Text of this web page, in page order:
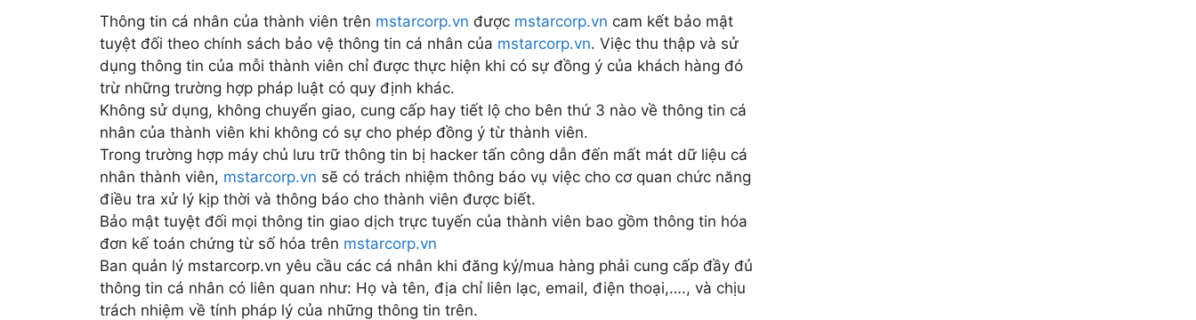
Thông tin cá nhân của thành viên trên mstarcorp.vn được mstarcorp.vn cam kết bảo mật
tuyệt đối theo chính sách bảo vệ thông tin cá nhân của mstarcorp.vn. Việc thu thập và sử
dụng thông tin của mỗi thành viên chỉ được thực hiện khi có sự đồng ý của khách hàng đó
trừ những trường hợp pháp luật có quy định khác.
Không sử dụng, không chuyển giao, cung cấp hay tiết lộ cho bên thứ 3 nào về thông tin cá
nhân của thành viên khi không có sự cho phép đồng ý từ thành viên.
Trong trường hợp máy chủ lưu trữ thông tin bị hacker tấn công dẫn đến mất mát dữ liệu cá
nhân thành viên, mstarcorp.vn sẽ có trách nhiệm thông báo vụ việc cho cơ quan chức năng
điều tra xử lý kịp thời và thông báo cho thành viên được biết.
Bảo mật tuyệt đối mọi thông tin giao dịch trực tuyến của thành viên bao gồm thông tin hóa
đơn kế toán chứng từ số hóa trên mstarcorp.vn
Ban quản lý mstarcorp.vn yêu cầu các cá nhân khi đăng ký/mua hàng phải cung cấp đầy đủ
thông tin cá nhân có liên quan như: Họ và tên, địa chỉ liên lạc, email, điện thoại,…., và chịu
trách nhiệm về tính pháp lý của những thông tin trên.